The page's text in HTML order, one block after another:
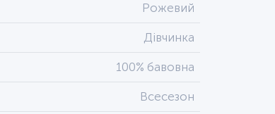
Рожевий
Дівчинка
100% бавовна
Всесезон